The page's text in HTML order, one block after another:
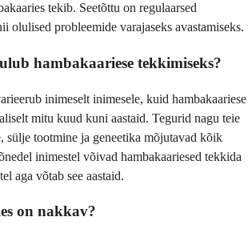
tekib. Seetõttu on regulaarsed
olulised probleemide varajaseks avastamiseks.
hambakaariese tekkimiseks?
inimeselt inimesele, kuid hambakaariese
mitu kuud kuni aastaid. Tegurid nagu teie
sülje tootmine ja geneetika mõjutavad kõik
inimestel võivad hambakaariesed tekkida
aga võtab see aastaid.
on nakkav?